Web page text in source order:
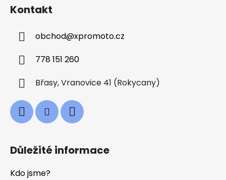
Kontakt
obchod@xpromoto.cz
778 151 260
Břasy, Vranovice 41 (Rokycany)
Důležité informace
Kdo jsme?